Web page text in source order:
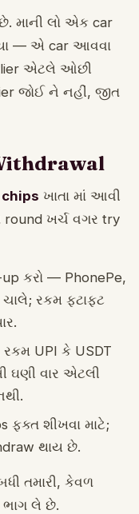
માની લો એક car
— એ car આવવા
એટલે ઓછી
જોઈ ને નહીં, જીત
chips ખાતા માં આવી
round ખર્ચ વગર try
કરો — PhonePe,
રકમ ફટાફટ
UPI કે USDT
ઘણી વાર એટલી
ફક્ત શીખવા માટે;
થાય છે.
તમારી, કેવળ
ભાગ લે છે.